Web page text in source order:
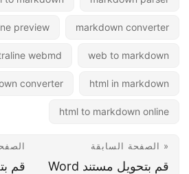
markdown converter
preview
web to markdown
webmd
html in markdown
converter
html to markdown online
« الصفحة السابقة
قم بتحويل مستند Word